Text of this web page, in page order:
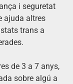
i seguretat
ajuda altres
trans a
de 3 a 7 anys,
sobre algú a